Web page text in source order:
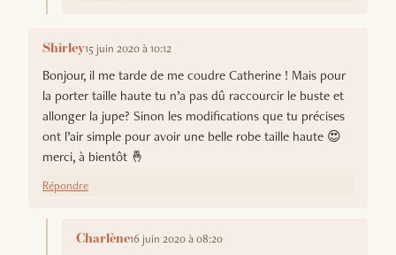
Shirley15 juin 2020 à 10:12
Bonjour, il me tarde de me coudre Catherine ! Mais pour
la porter taille haute tu n’a pas dû raccourcir le buste et
allonger la jupe? Sinon les modifications que tu précises
ont l’air simple pour avoir une belle robe taille haute 😍
merci, à bientôt 🤞
Répondre
Charlène16 juin 2020 à 08:20